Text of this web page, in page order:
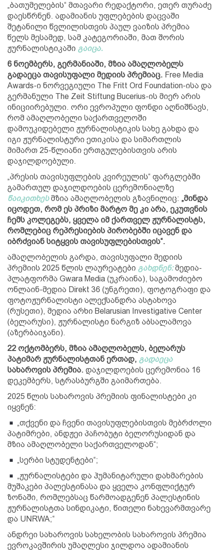
„ბათუმელების“ მთავარი რედაქტორი, ეთერ თურაძე
დაესწრნენ. ადამიანის უფლებების დაცვაში
შეტანილი წვლილისთვის პაულ ვაიზის პრემია
წელს მესამედ, სამ კატეგორიაში, მათ შორის
ჟურნალისტიკაში გაიცა.
6 ნოემბერს, გერმანიაში, მზია ამაღლობელს
გადაეცა თავისუფალი მედიის პრემიაც. Free Media
Awards-ი ნორვეგიული The Fritt Ord Foundation-ისა და
გერმანული The Zeit Stiftung Bucerius-ის მიერ არის
ინიციირებული. ორი ევროპული ფონდი აღნიშნავს,
რომ ამაღლობელი საქართველოში
დამოუკიდებელი ჟურნალისტიკის სახე გახდა და
იგი ჟურნალისტური ეთიკისა და სიმართლის
მიმართ 25-წლიანი ერთგულებისთვის არის
დაჯილდოებული.
„პრესის თავისუფლების კვირეულის“ ფარგლებში
გამართულ დაჯილდოების ცერემონიალზე
წაიკითხესმზია ამაღლობელის გზავნილიც: „მინდა
იცოდეთ, რომ ეს პრიზი მარტო მე კი არა, ეკუთვნის
ჩემს კოლეგებს, ყველა იმ ქართველ ჟურნალისტს,
რომლებიც რეპრესიების პირობებში იცავენ და
იბრძვიან სიტყვის თავისუფლებისთვის“.
ამაღლობელის გარდა, თავისუფალი მედიის
პრემიის 2025 წლის ლაურეატები გახდნენ:მედია-
პლატფორმა Gwara Media (უკრაინა), საგამოძიებო
ონლაინ-მედია Direkt 36 (უნგრეთი), ფოტოგრაფი და
ფოტოჟურნალისტი ალექსანდრა ასტახოვა
(რუსეთი), მედია არხი Belarusian Investigative Center
(ბელარუსი), ჟურნალისტი ნარგიზ აბსალამოვა
(აზერბაიჯანი).
22 ოქტომბერს, მზია ამაღლობელს, ბელარუს
პატიმარ ჟურნალისტთან ერთად, გადაეცა
სახაროვის პრემია. დაჯილდოების ცერემონია 16
დეკემბერს, სტრასბურგში გაიმართება.
2025 წლის სახაროვის პრემიის ფინალისტები კი
იყვნენ:
„თქვენი და ჩვენი თავისუფლებისთვის მებრძოლი
პატიმრები, ანდჟეი პაჩობუტი ბელორუსიდან და
მზია ამაღლობელი საქართველოდან“;
„სერბი სტუდენტები“;
„ჟურნალისტები და ჰუმანიტარული დახმარების
მუშაკები პალესტინასა და ყველა კონფლიქტურ
ზონაში, რომლებსაც წარმოადგენენ პალესტინის
ჟურნალისტთა სინდიკატი, წითელი ნახევარმთვარე
და UNRWA;“
ანდრეი სახაროვის სახელობის სახაროვის პრემია
ევროკავშირის უმაღლესი ჯილდოა ადამიანის